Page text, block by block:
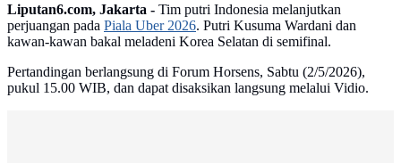
Liputan6.com, Jakarta - Tim putri Indonesia melanjutkan
perjuangan pada Piala Uber 2026. Putri Kusuma Wardani dan
kawan-kawan bakal meladeni Korea Selatan di semifinal.
Pertandingan berlangsung di Forum Horsens, Sabtu (2/5/2026),
pukul 15.00 WIB, dan dapat disaksikan langsung melalui Vidio.